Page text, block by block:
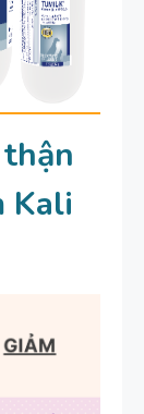
Kali